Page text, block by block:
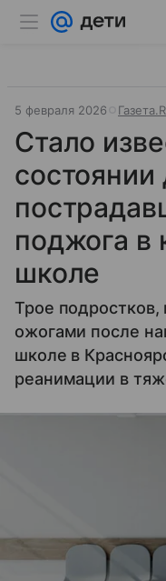
5 февраля 2026
Стало
состоянии
поджога в
школе
Трое подростков,
ожогами после
школе в
реанимации в